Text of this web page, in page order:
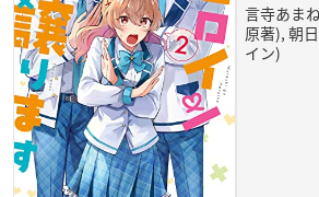
言寺あま
原著), 朝
イン)